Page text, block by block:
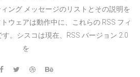
ング メッセージのリストとその説明を
ウェアは動作中に、これらの RSS フィ
。シスコは現在、RSS バージョン 2.0
を